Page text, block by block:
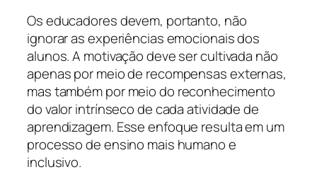
Os educadores devem, portanto, não
ignorar as experiências emocionais dos
alunos. A motivação deve ser cultivada não
apenas por meio de recompensas externas,
mas também por meio do reconhecimento
do valor intrínseco de cada atividade de
aprendizagem. Esse enfoque resulta em um
processo de ensino mais humano e
inclusivo.